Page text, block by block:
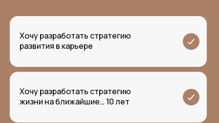
Хочу разработать стратегию
развития в карьере
Хочу разработать стратегию
жизни на ближайшие… 10 лет